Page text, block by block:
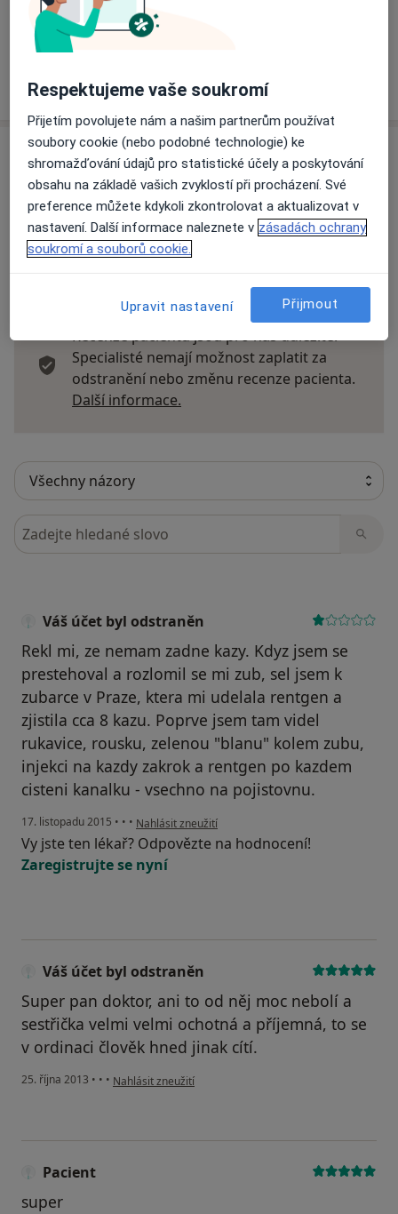
Na teto adrese lékař přijímá pacienty na pojišťovnu
Detaily
Víceo adrese
Názory
Přidejte svůj názor
Recenze pacientů jsou pro nás důležité.
Specialisté nemají možnost zaplatit za
odstranění nebo změnu recenze pacienta.
Další informace.
Hledejte v názorech
Váš účet byl odstraněn
Rekl mi, ze nemam zadne kazy. Kdyz jsem se
prestehoval a rozlomil se mi zub, sel jsem k
zubarce v Praze, ktera mi udelala rentgen a
zjistila cca 8 kazu. Poprve jsem tam videl
rukavice, rousku, zelenou "blanu" kolem zubu,
injekci na kazdy zakrok a rentgen po kazdem
cisteni kanalku - vsechno na pojistovnu.
17. listopadu 2015 • • • podle názoru uživatele Váš účet byl odstraněn
Nahlásit zneužití
Vy jste ten lékař? Odpovězte na hodnocení!
Zaregistrujte se nyní
Váš účet byl odstraněn
Super pan doktor, ani to od něj moc nebolí a
sestřička velmi velmi ochotná a příjemná, to se
v ordinaci člověk hned jinak cítí.
25. října 2013 • • • podle názoru uživatele Váš účet byl odstraněn
Nahlásit zneužití
Pacient
super
Respektujeme vaše soukromí
Přijetím povolujete nám a našim partnerům používat
soubory cookie (nebo podobné technologie) ke
shromažďování údajů pro statistické účely a poskytování
obsahu na základě vašich zvyklostí při procházení. Své
preference můžete kdykoli zkontrolovat a aktualizovat v
nastavení. Další informace naleznete v zásadách ochrany
soukromí a souborů cookie.
Upravit nastavení Přijmout